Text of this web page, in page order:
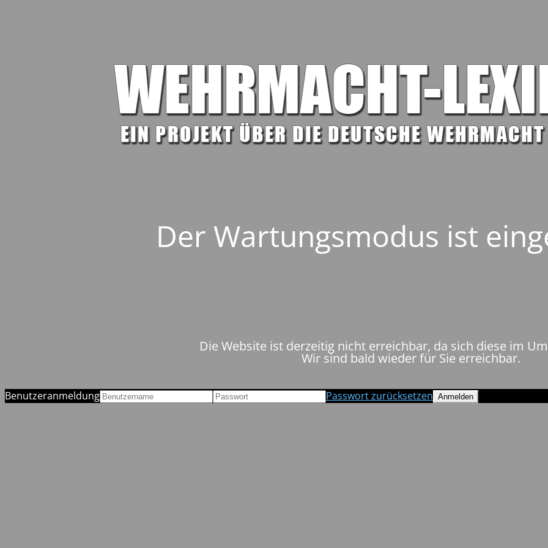
Der Wartungsmodus ist
Die Website ist derzeitig nicht erreichbar, da sich diese im
Wir sind bald wieder für Sie erreichbar.
Benutzeranmeldung Passwort zurücksetzen